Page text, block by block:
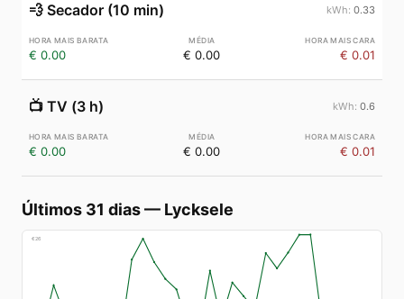
💨 Secador (10 min) 0.33
€ 0.00 € 0.00 € 0.01
📺 TV (3 h) 0.6
€ 0.00 € 0.00 € 0.01
Últimos 31 dias— Lycksele
€26